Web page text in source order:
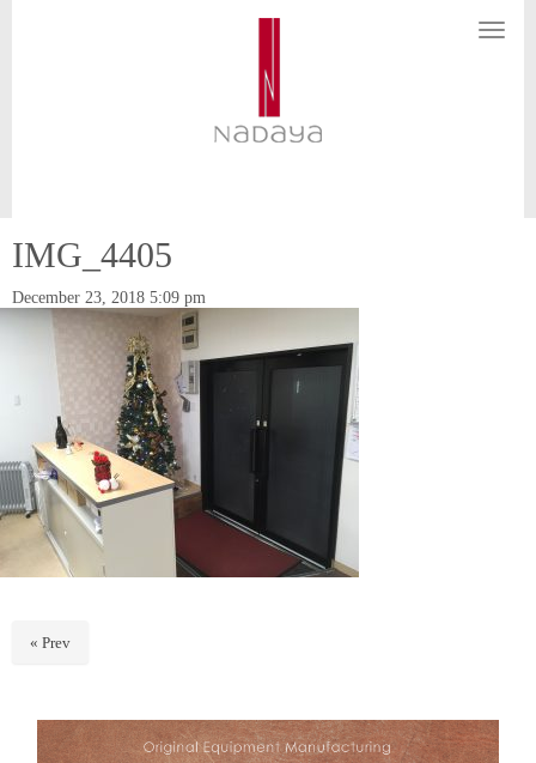
N
IMG_4405
December 23, 2018 5:09 pm
« Prev